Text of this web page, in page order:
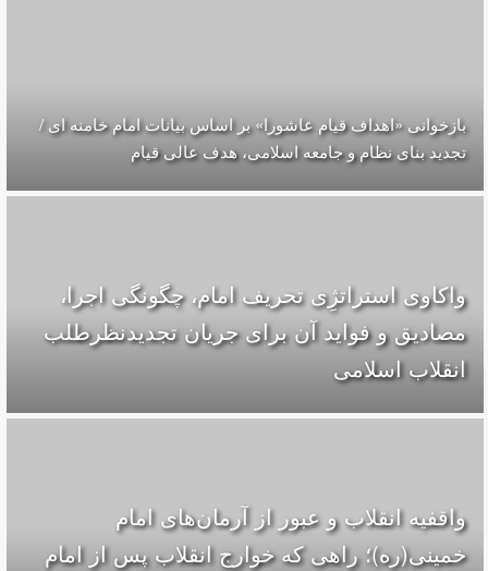
بازخوانی «اهداف قیام عاشورا» بر اساس بیانات امام خامنه ای /
تجدید بنای نظام و جامعه اسلامی، هدف عالی قیام
واکاوی استراتژِی تحریف امام، چگونگی اجرا،
مصادیق و فواید آن برای جریان تجدیدنظرطلب
انقلاب اسلامی
واقفیه‌ انقلاب و عبور از آرمان‌های امام
خمینی(ره)؛ راهی که خوارج انقلاب پس از امام